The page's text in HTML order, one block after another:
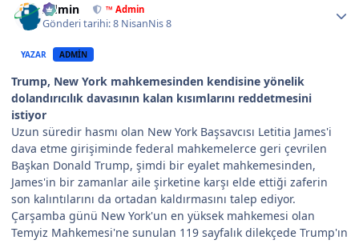
Admin ™ Admin
Gönderi tarihi:8 NisanNis 8
YAZAR ADMIN
Trump, New York mahkemesinden kendisine yönelik
dolandırıcılık davasının kalan kısımlarını reddetmesini
istiyor
Uzun süredir hasmı olan New York Başsavcısı Letitia James'i
dava etme girişiminde federal mahkemelerce geri çevrilen
Başkan Donald Trump, şimdi bir eyalet mahkemesinden,
James'in bir zamanlar aile şirketine karşı elde ettiği zaferin
son kalıntılarını da ortadan kaldırmasını talep ediyor.
Çarşamba günü New York'un en yüksek mahkemesi olan
Temyiz Mahkemesi'ne sunulan 119 sayfalık dilekçede Trump'ın